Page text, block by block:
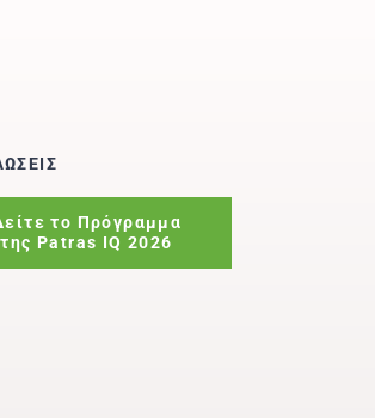
το Πρόγραμμα
της Patras IQ 2026